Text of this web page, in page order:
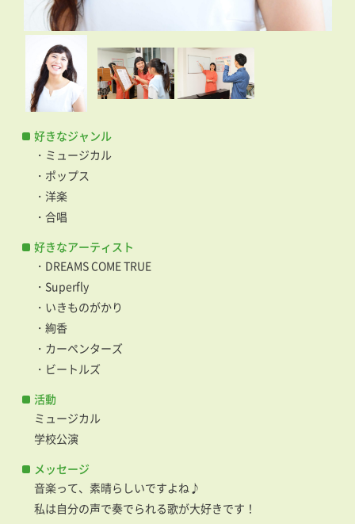
好きなジャンル
・ミュージカル
・ポップス
・洋楽
・合唱
好きなアーティスト
・DREAMS COME TRUE
・Superfly
・いきものがかり
・絢香
・カーペンターズ
・ビートルズ
活動
ミュージカル
学校公演
メッセージ
音楽って、素晴らしいですよね♪
私は自分の声で奏でられる歌が大好きです！